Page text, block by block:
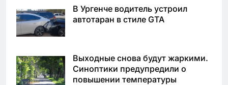
В Ургенче водитель устроил
автотаран в стиле GTA
Выходные снова будут жаркими.
Синоптики предупредили о
повышении температуры